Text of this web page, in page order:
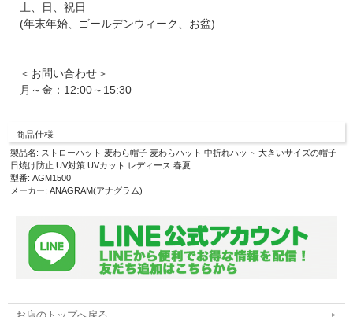
土、日、祝日
(年末年始、ゴールデンウィーク、お盆)
＜お問い合わせ＞
月～金：12:00～15:30
商品仕様
製品名: ストローハット 麦わら帽子 麦わらハット 中折れハット 大きいサイズの帽子
日焼け防止 UV対策 UVカット レディース 春夏
型番: AGM1500
メーカー: ANAGRAM(アナグラム)